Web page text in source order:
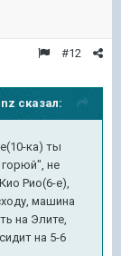
#12
сказал:
ка) ты
не
Рио(6-е),
машина
на Элите,
на 5-6